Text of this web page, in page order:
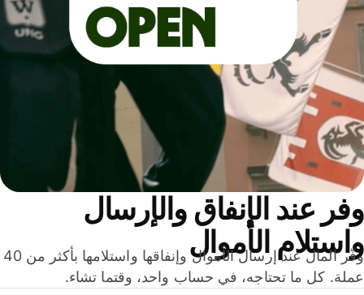
عند الإنفاق والإرسال
الأموال
وفّر المال عند إرسال الأموال وإنفاقها واستلامها بأكثر من 40
كل ما تحتاجه، في حساب واحد، وقتما تشاء.